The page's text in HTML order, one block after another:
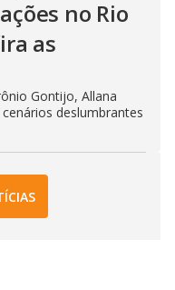
no Rio
as
Gontijo, Allana
deslumbrantes